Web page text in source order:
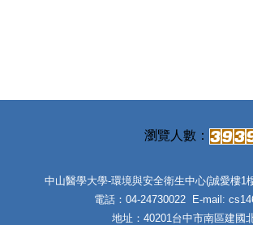
中山醫學大學-環境與安全衛生中心(誠愛樓1
電話：04-24730022 E-mail:
地址：40201台中市南區建國